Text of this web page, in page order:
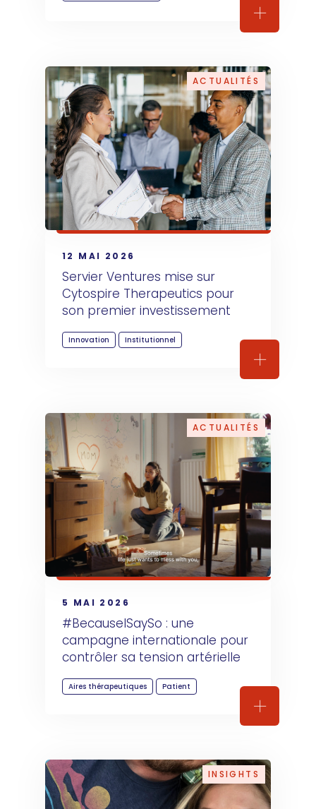
Paroles
ACTUALITÉS
12 MAI 2026
Servier Ventures mise sur
Cytospire Therapeutics pour
son premier investissement
Innovation Institutionnel
Servier
ACTUALITÉS
5 MAI 2026
#BecauseISaySo : une
campagne internationale pour
contrôler sa tension artérielle
Aires thérapeutiques Patient
INSIGHTS